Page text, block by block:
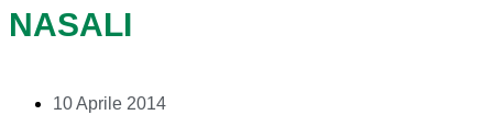
NASALI
10 Aprile 2014